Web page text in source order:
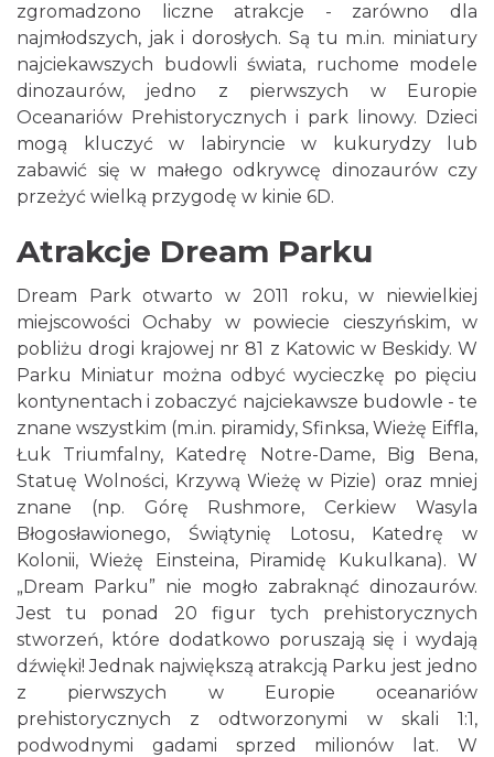
zgromadzono liczne atrakcje - zarówno dla
najmłodszych, jak i dorosłych. Są tu m.in. miniatury
najciekawszych budowli świata, ruchome modele
dinozaurów, jedno z pierwszych w Europie
Oceanariów Prehistorycznych i park linowy. Dzieci
mogą kluczyć w labiryncie w kukurydzy lub
zabawić się w małego odkrywcę dinozaurów czy
przeżyć wielką przygodę w kinie 6D.
Atrakcje Dream Parku
Dream Park otwarto w 2011 roku, w niewielkiej
miejscowości Ochaby w powiecie cieszyńskim, w
pobliżu drogi krajowej nr 81 z Katowic w Beskidy. W
Parku Miniatur można odbyć wycieczkę po pięciu
kontynentach i zobaczyć najciekawsze budowle - te
znane wszystkim (m.in. piramidy, Sfinksa, Wieżę Eiffla,
Łuk Triumfalny, Katedrę Notre-Dame, Big Bena,
Statuę Wolności, Krzywą Wieżę w Pizie) oraz mniej
znane (np. Górę Rushmore, Cerkiew Wasyla
Błogosławionego, Świątynię Lotosu, Katedrę w
Kolonii, Wieżę Einsteina, Piramidę Kukulkana). W
„Dream Parku” nie mogło zabraknąć dinozaurów.
Jest tu ponad 20 figur tych prehistorycznych
stworzeń, które dodatkowo poruszają się i wydają
dźwięki! Jednak największą atrakcją Parku jest jedno
z pierwszych w Europie oceanariów
prehistorycznych z odtworzonymi w skali 1:1,
podwodnymi gadami sprzed milionów lat. W